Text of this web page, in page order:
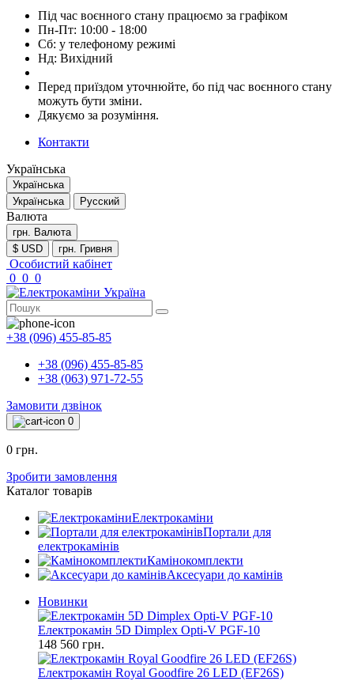
Під час воєнного стану працюємо за графіком
Пн-Пт: 10:00 - 18:00
Сб: у телефоному режимі
Нд: Вихідний
Перед приїздом уточнюйте, бо під час воєнного стану
можуть бути зміни.
Дякуємо за розуміння.
Контакти
Українська
Українська
Українська
Русский
Валюта
грн. Валюта
$ USD
грн. Гривня
Особистий кабінет
0 0 0
+38 (096) 455-85-85
+38 (096) 455-85-85
+38 (063) 971-72-55
Замовити дзвінок
0
0 грн.
Зробити замовлення
Каталог товарів
Електрокаміни
Портали для
електрокамінів
Камінокомплекти
Аксесуари до камінів
Новинки
Електрокамін 5D Dimplex Opti-V PGF-10
148 560 грн.
Електрокамін Royal Goodfire 26 LED (EF26S)